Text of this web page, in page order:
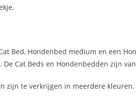
Bed, Hondenbed medium en een
Cat Beds en Hondenbedden zijn
zijn te verkrijgen in meerdere kleuren.